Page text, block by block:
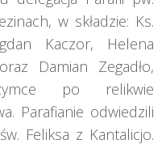
w składzie: Ks.
Kaczor, Helena
Damian Zegadło,
po relikwie
Parafianie odwiedzili
Feliksa z Kantalicjo.